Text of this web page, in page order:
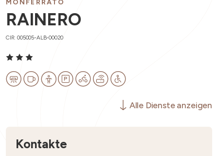
MONFERRATO
RAINERO
CIR: 005005-ALB-00020
Alle Dienste anzeigen
Kontakte